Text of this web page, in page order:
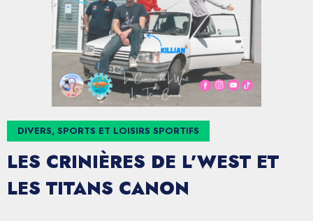
DIVERS, SPORTS ET LOISIRS SPORTIFS
LES CRINIÈRES DE L’WEST ET
LES TITANS CANON